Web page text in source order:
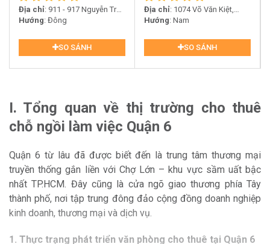
Địa chỉ: 911 - 917 Nguyễn Trãi,
Phường 14, Quận 5, TP. Hồ Chí
Hướng : Đông
SO SÁNH
Địa chỉ: 1074 Võ Văn Kiệt,
Phường 6, Quận 5, TP. Hồ Chí
Hướng : Nam
SO SÁNH
I. Tổng quan về thị trường cho thuê
chỗ ngồi làm việc Quận 6
Quận 6 từ lâu đã được biết đến là trung tâm thương mại
truyền thống gắn liền với Chợ Lớn – khu vực sầm uất bậc
nhất TP.HCM. Đây cũng là cửa ngõ giao thương phía Tây
thành phố, nơi tập trung đông đảo cộng đồng doanh nghiệp
kinh doanh, thương mại và dịch vụ.
1. Thực trạng phát triển văn phòng cho thuê tại Quận 6